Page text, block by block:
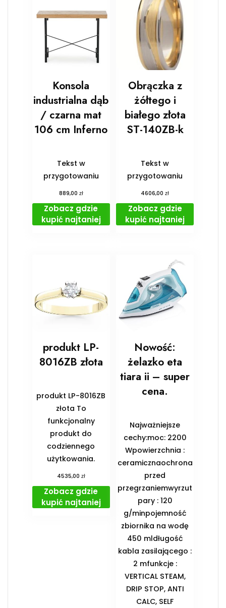
Konsola
industrialna dąb
/ czarna mat
106 cm Inferno
Tekst w
przygotowaniu
889,00 zł
Zobacz gdzie
kupić najtaniej
Obrączka z
żółtego i
białego złota
ST-140ZB-k
Tekst w
przygotowaniu
4606,00zł
Zobacz gdzie
kupić najtaniej
produkt LP-
8016ZB złota
produkt LP-8016ZB
złota To
funkcjonalny
produkt do
codziennego
użytkowania.
4535,00 zł
Zobacz gdzie
kupić najtaniej
Nowość:
żelazko eta
tiara ii – super
cena.
Najważniejsze
cechy:moc: 2200
Wpowierzchnia :
ceramicznaochrona
przed
przegrzaniemwyrzut
pary : 120
g/minpojemność
zbiornika na wodę
450 mldługość
kabla zasilającego :
2 mfunkcje :
VERTICAL STEAM,
DRIP STOP, ANTI
CALC, SELF